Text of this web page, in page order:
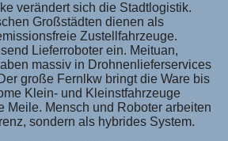
verändert sich die Stadtlogistik.
Großstädten dienen als
Zustellfahrzeuge.
Lieferroboter ein. Meituan,
massiv in Drohnenlieferservices
große Fernlkw bringt die Ware bis
Klein- und Kleinstfahrzeuge
Meile. Mensch und Roboter arbeiten
sondern als hybrides System.